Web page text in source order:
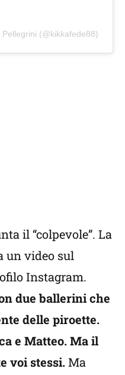
(@kikkafede88)
il “colpevole”. La
un video sul
Instagram.
due ballerini che
delle piroette.
e Matteo. Ma il
voi stessi. Ma